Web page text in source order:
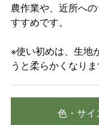
農作業や、近所へ
すすめです。
※使い初めは、生地
うと柔らかくなりま
色・サイ